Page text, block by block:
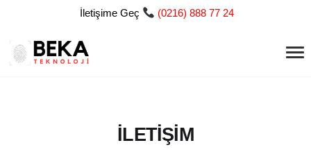
İletişime Geç (0216) 888 77 24
İLETİŞİM